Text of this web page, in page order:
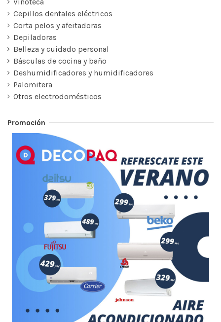
Cepillos dentales eléctricos
Corta pelos y afeitadoras
Depiladoras
Belleza y cuidado personal
Básculas de cocina y baño
Deshumidificadores y humidificadores
Palomitera
Otros electrodomésticos
Promoción